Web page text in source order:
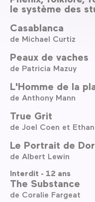
le système des
Casablanca
de Michael Curtiz
Peaux de vaches
de Patricia Mazuy
L'Homme de la
de Anthony Mann
True Grit
de Joel Coen et
Le Portrait de
de Albert Lewin
Interdit - 12 ans
The Substance
de Coralie Fargeat